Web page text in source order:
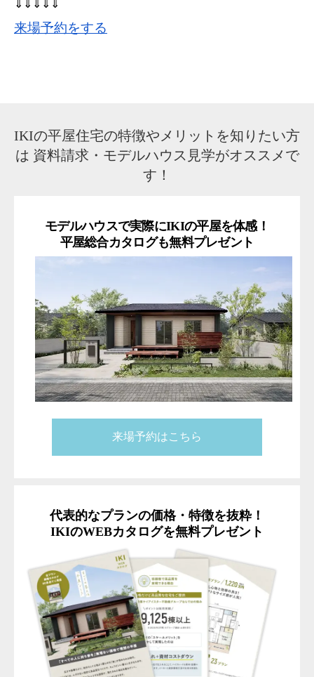
⇓⇓⇓⇓⇓
来場予約をする
IKIの平屋住宅の特徴やメリットを知りたい方
は 資料請求・モデルハウス見学がオススメで
す！
モデルハウスで実際にIKIの平屋を体感！
平屋総合カタログも無料プレゼント
来場予約はこちら
代表的なプランの価格・特徴を抜粋！
IKIのWEBカタログを無料プレゼント